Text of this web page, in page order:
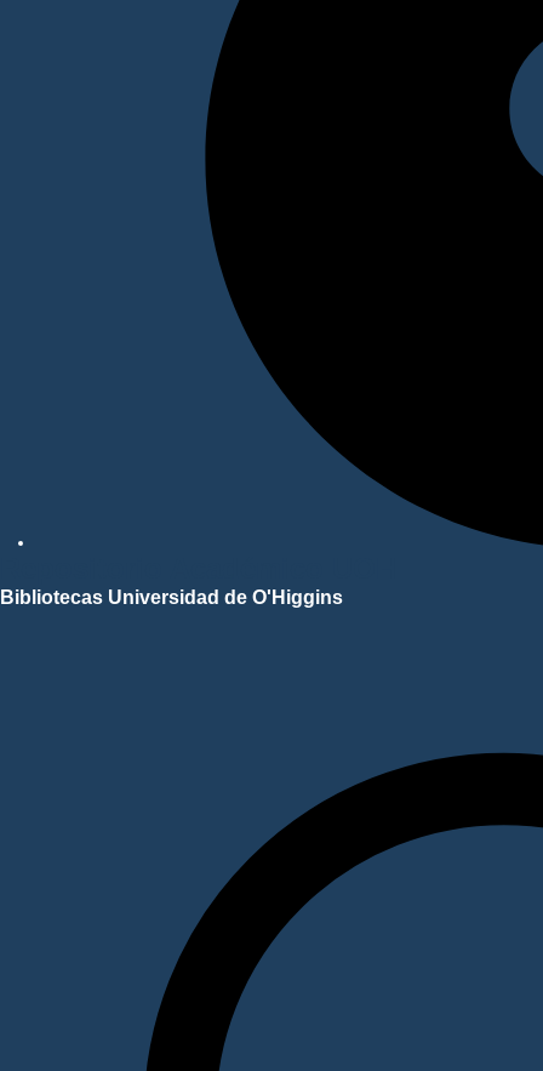
Bibliotecas Universidad de O'Higgins